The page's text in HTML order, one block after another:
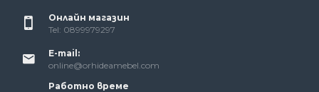
Онлайн магазин
Tel: 0899979297
E-mail:
online@orhideamebel.com
Работно време